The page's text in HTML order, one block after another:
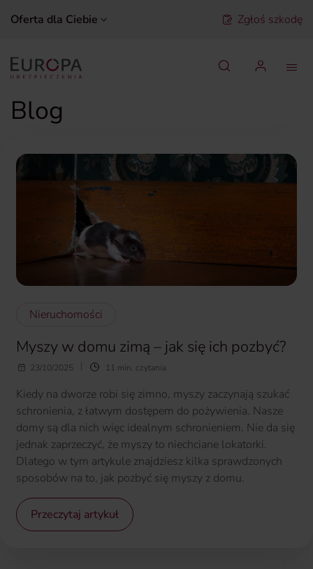
Oferta dla Ciebie Zgłoś szkodę
Blog
Nieruchomości
Myszy w domu zimą – jak się ich pozbyć?
23/10/2025 11 min. czytania
Kiedy na dworze robi się zimno, myszy zaczynają szukać
schronienia, z łatwym dostępem do pożywienia. Nasze
domy są dla nich więc idealnym schronieniem. Nie da się
jednak zaprzeczyć, że myszy to niechciane lokatorki.
Dlatego w tym artykule znajdziesz kilka sprawdzonych
sposobów na to, jak pozbyć się myszy z domu.
Przeczytaj artykuł